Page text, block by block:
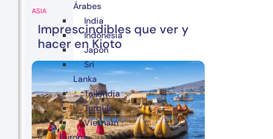
ASIA
Imprescindibles que ver y
hacer en Kioto
Árabes
India
Indonesia
Japón
Sri
Lanka
Tailandia
Turquía
Vietnam